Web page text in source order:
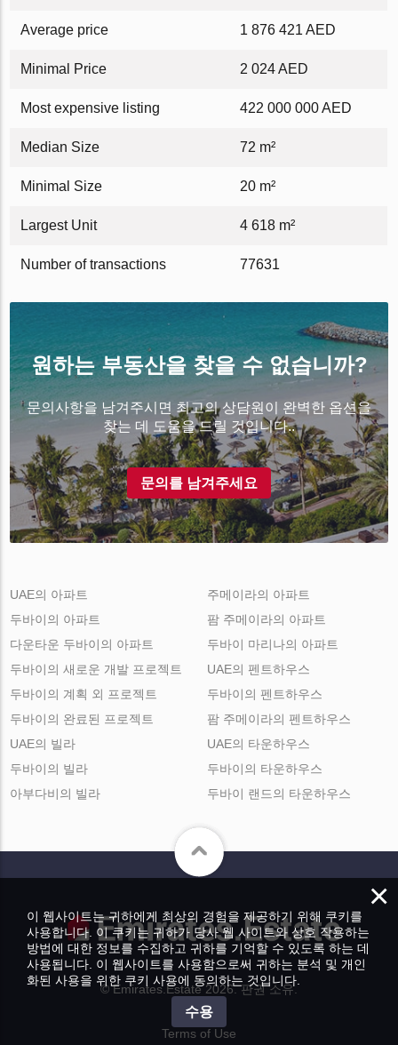
Average price 1 876 421 AED
Minimal Price 2 024 AED
Most expensive listing 422 000 000 AED
Median Size 72 m²
Minimal Size 20 m²
Largest Unit 4 618 m²
Number of transactions 77631
원하는 부동산을 찾을 수 없습니까?
문의사항을 남겨주시면 최고의 상담원이 완벽한 옵션을
찾는 데 도움을 드릴 것입니다..
문의를 남겨주세요
UAE의 아파트
두바이의 아파트
다운타운 두바이의 아파트
주메이라의 아파트
팜 주메이라의 아파트
두바이 마리나의 아파트
두바이의 새로운 개발 프로젝트
두바이의 계획 외 프로젝트
두바이의 완료된 프로젝트
UAE의 펜트하우스
두바이의 펜트하우스
팜 주메이라의 펜트하우스
UAE의 빌라
두바이의 빌라
아부다비의 빌라
UAE의 타운하우스
두바이의 타운하우스
두바이 랜드의 타운하우스
© Emirates.Estate 2026. 판권 소유.
Terms of Use
×
이 웹사이트는 귀하에게 최상의 경험을 제공하기 위해 쿠키를
사용합니다. 이 쿠키는 귀하가 당사 웹 사이트와 상호 작용하는
방법에 대한 정보를 수집하고 귀하를 기억할 수 있도록 하는 데
사용됩니다. 이 웹사이트를 사용함으로써 귀하는 분석 및 개인
화된 사용을 위한 쿠키 사용에 동의하는 것입니다.
수용